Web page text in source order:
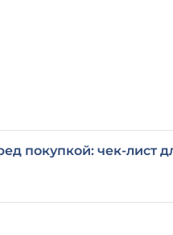
покупкой: чек-лист